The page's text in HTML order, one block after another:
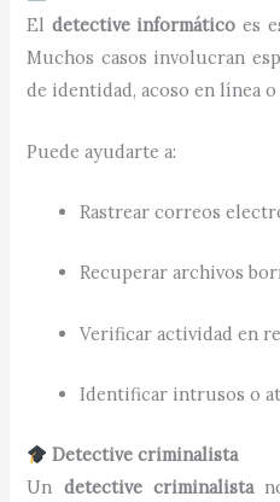
El detective informático es
Muchos casos involucran
de identidad, acoso en línea
Puede ayudarte a:
Rastrear correos
Recuperar archivos
Verificar actividad en
Identificar intrusos o
Detective criminalista
Un detective criminalista